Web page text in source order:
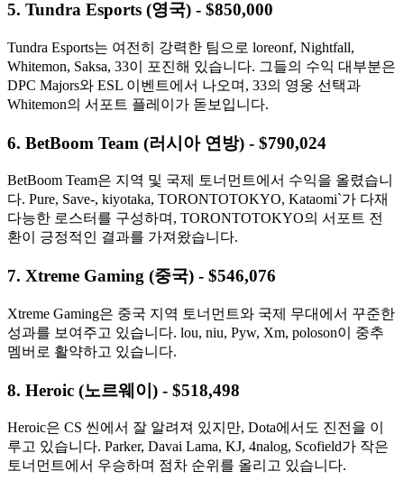
5. Tundra Esports (영국) - $850,000
Tundra Esports는 여전히 강력한 팀으로 loreonf, Nightfall,
Whitemon, Saksa, 33이 포진해 있습니다. 그들의 수익 대부분은
DPC Majors와 ESL 이벤트에서 나오며, 33의 영웅 선택과
Whitemon의 서포트 플레이가 돋보입니다.
6. BetBoom Team (러시아 연방) - $790,024
BetBoom Team은 지역 및 국제 토너먼트에서 수익을 올렸습니
다. Pure, Save-, kiyotaka, TORONTOTOKYO, Kataomi`가 다재
다능한 로스터를 구성하며, TORONTOTOKYO의 서포트 전
환이 긍정적인 결과를 가져왔습니다.
7. Xtreme Gaming (중국) - $546,076
Xtreme Gaming은 중국 지역 토너먼트와 국제 무대에서 꾸준한
성과를 보여주고 있습니다. lou, niu, Pyw, Xm, poloson이 중추
멤버로 활약하고 있습니다.
8. Heroic (노르웨이) - $518,498
Heroic은 CS 씬에서 잘 알려져 있지만, Dota에서도 진전을 이
루고 있습니다. Parker, Davai Lama, KJ, 4nalog, Scofield가 작은
토너먼트에서 우승하며 점차 순위를 올리고 있습니다.